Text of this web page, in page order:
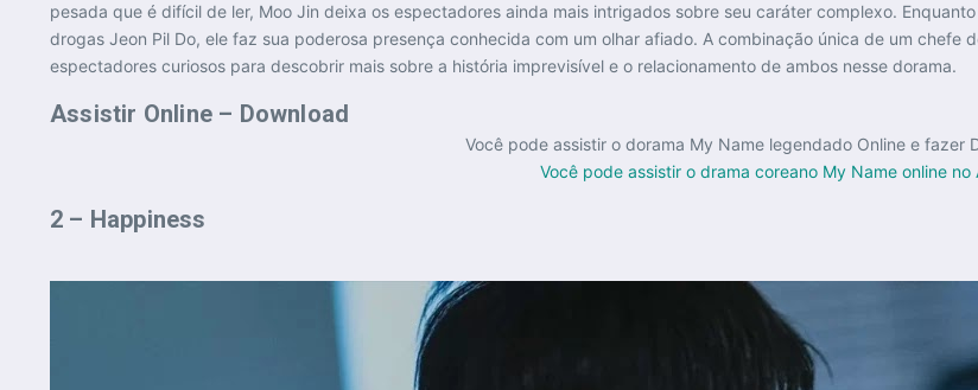
pesada que é difícil de ler, Moo Jin deixa os espectadores ainda mais intrigados sobre seu caráter complexo.
drogas Jeon Pil Do, ele faz sua poderosa presença conhecida com um olhar afiado. A combinação única de um
espectadores curiosos para descobrir mais sobre a história imprevisível e o relacionamento de ambos nesse dorama.
Assistir Online – Download
Você pode assistir o dorama My Name legendado Online e fazer
Você pode assistir o drama coreano My Name online no
2 – Happiness